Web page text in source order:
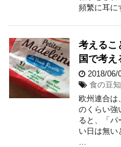
頻繁に耳
考える
国で考え
2018/06/
食の豆
欧州連合は
のくらい強
ると、「パ
い日は無い
…